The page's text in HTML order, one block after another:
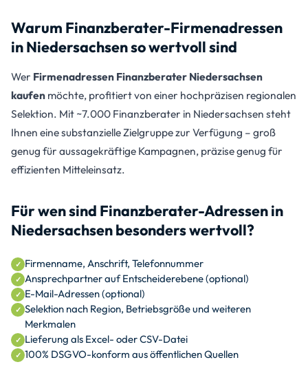
Warum Finanzberater-Firmenadressen
in Niedersachsen so wertvoll sind
Wer Firmenadressen Finanzberater Niedersachsen
kaufen möchte, profitiert von einer hochpräzisen regionalen
Selektion. Mit ~7.000 Finanzberater in Niedersachsen steht
Ihnen eine substanzielle Zielgruppe zur Verfügung – groß
genug für aussagekräftige Kampagnen, präzise genug für
effizienten Mitteleinsatz.
Für wen sind Finanzberater-Adressen in
Niedersachsen besonders wertvoll?
Firmenname, Anschrift, Telefonnummer
Ansprechpartner auf Entscheiderebene (optional)
E-Mail-Adressen (optional)
Selektion nach Region, Betriebsgröße und weiteren
Merkmalen
Lieferung als Excel- oder CSV-Datei
100% DSGVO-konform aus öffentlichen Quellen